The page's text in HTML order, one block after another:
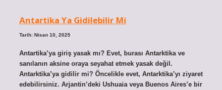
Antartika Ya Gidilebilir Mi
Tarih: Nisan 10, 2025
Antartika’ya giriş yasak mı? Evet, burası Antarktika ve
sanılanın aksine oraya seyahat etmek yasak değil.
Antarktika’ya gidilir mi? Öncelikle evet, Antarktika’yı ziyaret
edebilirsiniz. Arjantin’deki Ushuaia veya Buenos Aires’e bir